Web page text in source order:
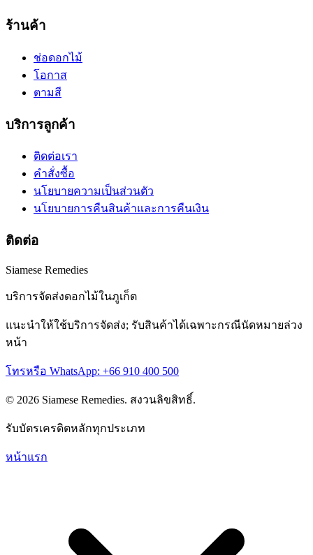
ร้านค้า
ช่อดอกไม้
โอกาส
ตามสี
บริการลูกค้า
ติดต่อเรา
คำสั่งซื้อ
นโยบายความเป็นส่วนตัว
นโยบายการคืนสินค้าและการคืนเงิน
ติดต่อ
Siamese Remedies
บริการจัดส่งดอกไม้ในภูเก็ต
แนะนำให้ใช้บริการจัดส่ง; รับสินค้าได้เฉพาะกรณีนัดหมายล่วง
หน้า
โทรหรือ WhatsApp: +66 910 400 500
© 2026 Siamese Remedies. สงวนลิขสิทธิ์.
รับบัตรเครดิตหลักทุกประเภท
หน้าแรก